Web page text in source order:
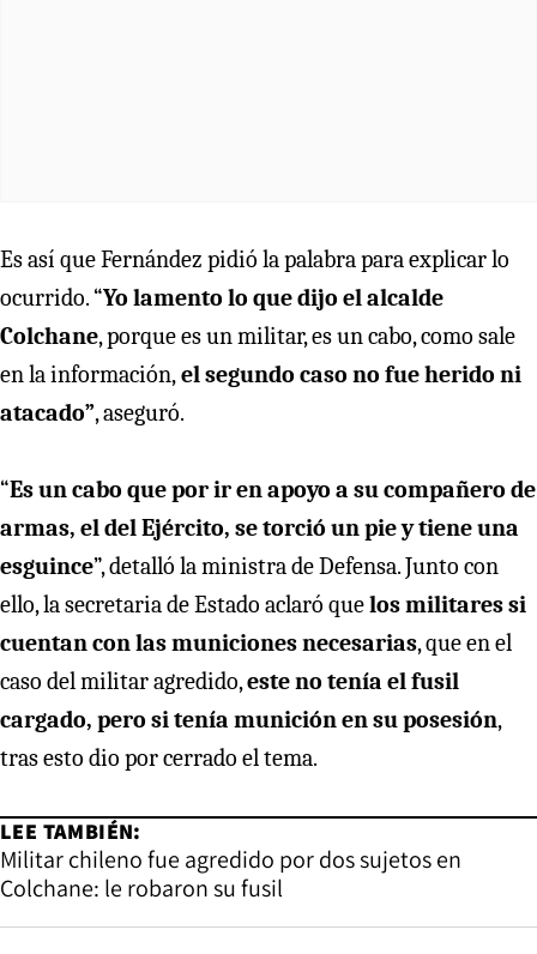
Es así que Fernández pidió la palabra para explicar lo
ocurrido. “Yo lamento lo que dijo el alcalde
Colchane, porque es un militar, es un cabo, como sale
en la información,el segundo caso no fue herido ni
atacado”, aseguró.
“Es un cabo que por ir en apoyo a su compañero de
armas, el del Ejército, se torció un pie y tiene una
esguince”, detalló la ministra de Defensa. Junto con
ello, la secretaria de Estado aclaró quelos militares si
cuentan con las municiones necesarias, que en el
caso del militar agredido,este no tenía el fusil
cargado, pero si tenía munición en su posesión,
tras esto dio por cerrado el tema.
LEE TAMBIÉN:
Militar chileno fue agredido por dos sujetos en
Colchane: le robaron su fusil